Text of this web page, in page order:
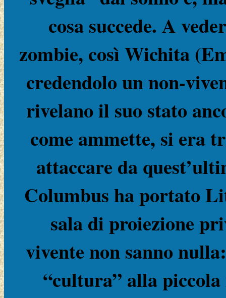
cosa succede. A
zombie, così Wichita
credendolo un non-
rivelano il suo stato
come ammette, si era
attaccare da
Columbus ha portato
sala di proiezione
vivente non sanno
“cultura” alla